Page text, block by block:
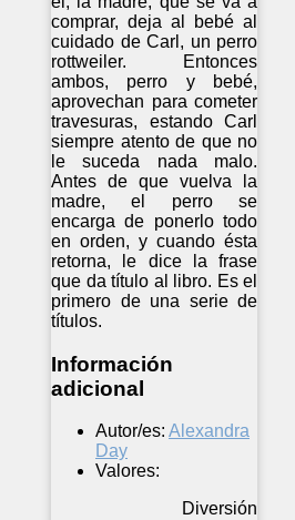
comprar, deja al bebé al
cuidado de Carl, un perro
rottweiler. Entonces
ambos, perro y bebé,
aprovechan para cometer
travesuras, estando Carl
siempre atento de que no
le suceda nada malo.
Antes de que vuelva la
madre, el perro se
encarga de ponerlo todo
en orden, y cuando ésta
retorna, le dice la frase
que da título al libro. Es el
primero de una serie de
títulos.
Información
adicional
Autor/es: Alexandra
Day
Valores:
Diversión